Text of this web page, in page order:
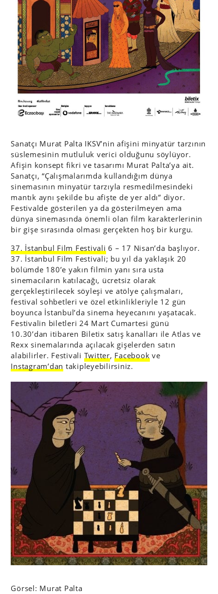
Sanatçı Murat Palta IKSV’nin afişini minyatür tarzının
süslemesinin mutluluk verici olduğunu söylüyor.
Afişin konsept fikri ve tasarımı Murat Palta’ya ait.
Sanatçı, “Çalışmalarımda kullandığım dünya
sinemasının minyatür tarzıyla resmedilmesindeki
mantık aynı şekilde bu afişte de yer aldı” diyor.
Festivalde gösterilen ya da gösterilmeyen ama
dünya sinemasında önemli olan film karakterlerinin
bir gişe sırasında olması gerçekten hoş bir kurgu.
37. İstanbul Film Festivali 6 – 17 Nisan’da başlıyor.
37. İstanbul Film Festivali; bu yıl da yaklaşık 20
bölümde 180’e yakın filmin yanı sıra usta
sinemacıların katılacağı, ücretsiz olarak
gerçekleştirilecek söyleşi ve atölye çalışmaları,
festival sohbetleri ve özel etkinlikleriyle 12 gün
boyunca İstanbul’da sinema heyecanını yaşatacak.
Festivalin biletleri 24 Mart Cumartesi günü
10.30’dan itibaren Biletix satış kanalları ile Atlas ve
Rexx sinemalarında açılacak gişelerden satın
alabilirler. Festivali Twitter, Facebook ve
Instagram’dan takipleyebilirsiniz.
Görsel: Murat Palta